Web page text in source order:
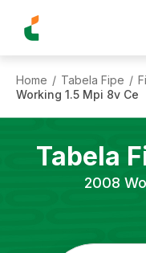
Home / Tabela Fipe /
Working 1.5 Mpi 8v Ce
Tabela
2008